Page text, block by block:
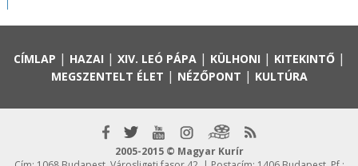
CÍMLAP | HAZAI | XIV. LEÓ PÁPA| KÜLHONI | KITEKINTŐ|
MEGSZENTELT ÉLET | NÉZŐPONT | KULTÚRA
2005-2015 © Magyar Kurír